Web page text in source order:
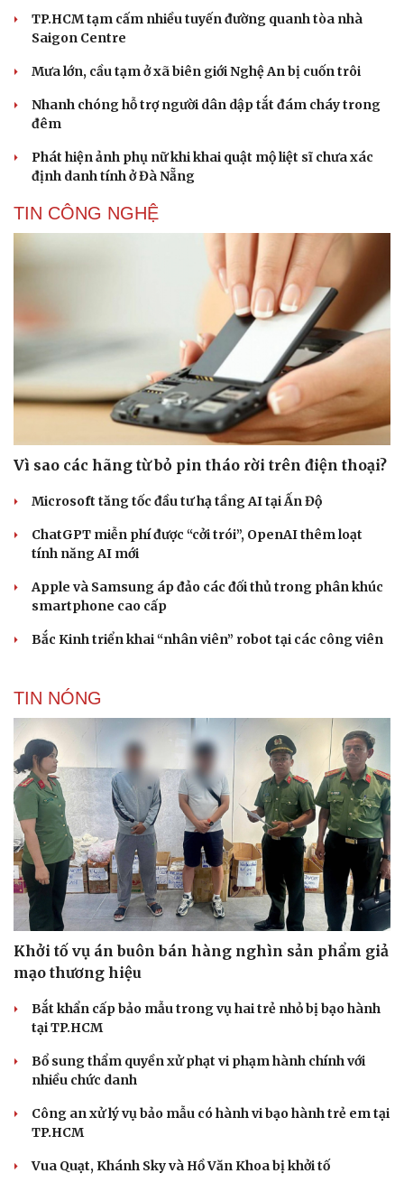
TP.HCM tạm cấm nhiều tuyến đường quanh tòa nhà
Saigon Centre
Mưa lớn, cầu tạm ở xã biên giới Nghệ An bị cuốn trôi
Nhanh chóng hỗ trợ người dân dập tắt đám cháy trong
đêm
Phát hiện ảnh phụ nữ khi khai quật mộ liệt sĩ chưa xác
định danh tính ở Đà Nẵng
TIN CÔNG NGHỆ
Vì sao các hãng từ bỏ pin tháo rời trên điện thoại?
Microsoft tăng tốc đầu tư hạ tầng AI tại Ấn Độ
ChatGPT miễn phí được “cởi trói”, OpenAI thêm loạt
tính năng AI mới
Apple và Samsung áp đảo các đối thủ trong phân khúc
smartphone cao cấp
Bắc Kinh triển khai “nhân viên” robot tại các công viên
TIN NÓNG
Khởi tố vụ án buôn bán hàng nghìn sản phẩm giả
mạo thương hiệu
Bắt khẩn cấp bảo mẫu trong vụ hai trẻ nhỏ bị bạo hành
tại TP.HCM
Bổ sung thẩm quyền xử phạt vi phạm hành chính với
nhiều chức danh
Công an xử lý vụ bảo mẫu có hành vi bạo hành trẻ em tại
TP.HCM
Vua Quạt, Khánh Sky và Hồ Văn Khoa bị khởi tố